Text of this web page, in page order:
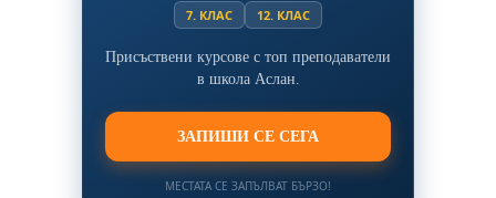
7. КЛАС 12. КЛАС
Присъствени курсове с топ преподаватели
в школа Аслан.
ЗАПИШИ СЕ СЕГА
МЕСТАТА СЕ ЗАПЪЛВАТ БЪРЗО!